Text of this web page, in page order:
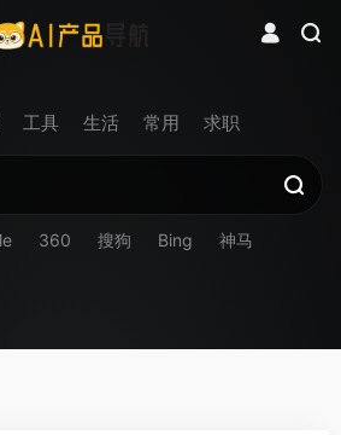
工具 生活 常用 求职
360 搜狗 Bing 神马